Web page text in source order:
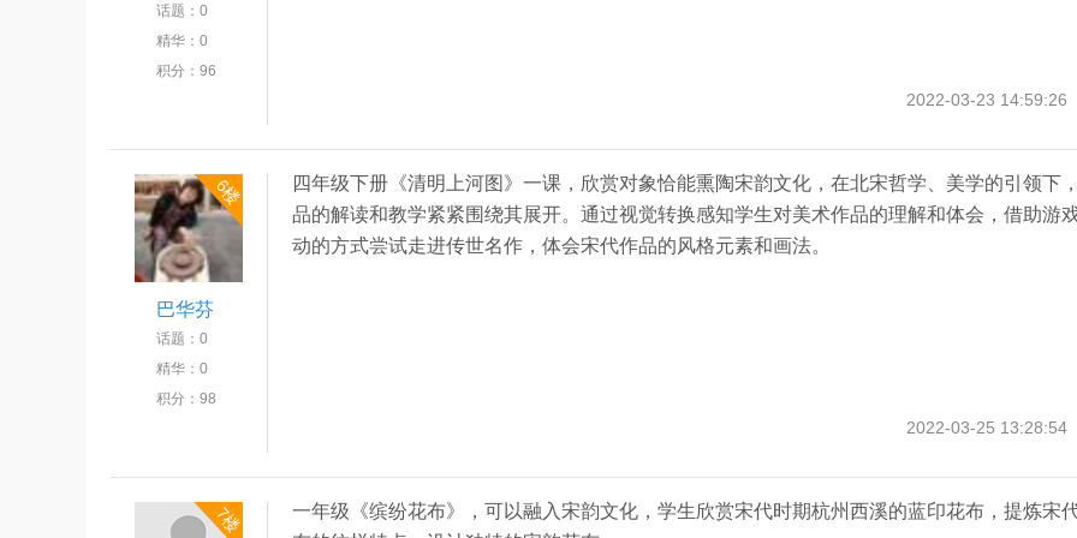
话题： 0
精华： 0
积分： 96
2022-03-23 14:59:26
6楼
巴华芬
话题： 0
精华： 0
积分： 98
四年级下册《清明上河图》一课，欣赏对象恰能熏陶宋韵文化，在北宋哲学、美学的引领下
品的解读和教学紧紧围绕其展开。通过视觉转换感知学生对美术作品的理解和体会，借助游
动的方式尝试走进传世名作，体会宋代作品的风格元素和画法。
2022-03-25 13:28:54
7楼 一年级《缤纷花布》，可以融入宋韵文化，学生欣赏宋代时期杭州西溪的蓝印花布，提炼宋